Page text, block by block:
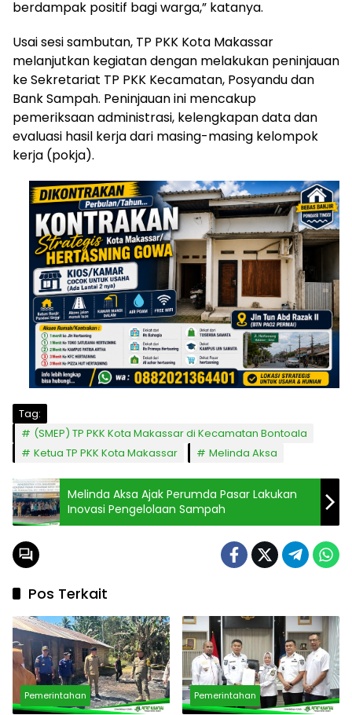
berdampak positif bagi warga,” katanya.
Usai sesi sambutan, TP PKK Kota Makassar
melanjutkan kegiatan dengan melakukan peninjauan
ke Sekretariat TP PKK Kecamatan, Posyandu dan
Bank Sampah. Peninjauan ini mencakup
pemeriksaan administrasi, kelengkapan data dan
evaluasi hasil kerja dari masing-masing kelompok
kerja (pokja).
Tag:
(SMEP) TP PKK Kota Makassar di Kecamatan Bontoala
Ketua TP PKK Kota Makassar
Melinda Aksa
Melinda Aksa Ajak Perumda Pasar Lakukan
Inovasi Pengelolaan Sampah
Pos Terkait
Pemerintahan Pemerintahan